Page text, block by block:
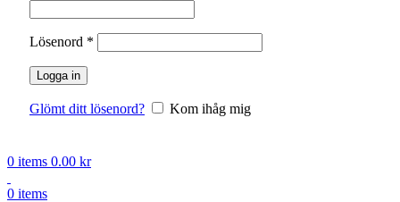
Lösenord *
Logga in
Glömt ditt lösenord? Kom ihåg mig
0 items 0.00 kr
0 items